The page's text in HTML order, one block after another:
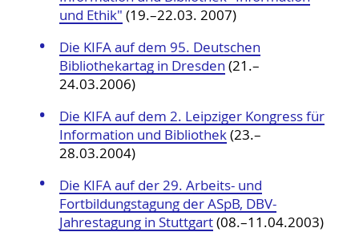
und Ethik" (19.–22.03. 2007)
Die KIFA auf dem 95. Deutschen
Bibliothekartag in Dresden (21.–
24.03.2006)
Die KIFA auf dem 2. Leipziger Kongress für
Information und Bibliothek(23.–
28.03.2004)
Die KIFA auf der 29. Arbeits- und
Fortbildungstagung der ASpB, DBV-
Jahrestagung in Stuttgart(08.–11.04.2003)